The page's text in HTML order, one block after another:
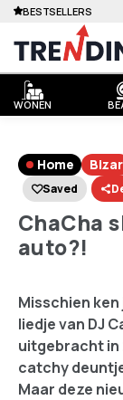
WONEN
BESTSELLERS
Home Bizar
Saved
ChaCha
auto?!
Misschien
liedje van DJ
uitgebracht in
catchy
Maar deze